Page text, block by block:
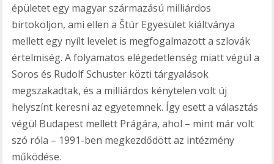
épületet egy magyar származású milliárdos
birtokoljon, ami ellen a Štúr Egyesület kiáltványa
mellett egy nyílt levelet is megfogalmazott a szlovák
értelmiség. A folyamatos elégedetlenség miatt végül a
Soros és Rudolf Schuster közti tárgyalások
megszakadtak, és a milliárdos kénytelen volt új
helyszínt keresni az egyetemnek. Így esett a választás
végül Budapest mellett Prágára, ahol – mint már volt
szó róla – 1991-ben megkezdődött az intézmény
működése.